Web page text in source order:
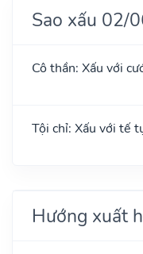
Sao xấu 02/
Cô thần: Xấu với
Tội chỉ: Xấu với tế
Hướng xuất